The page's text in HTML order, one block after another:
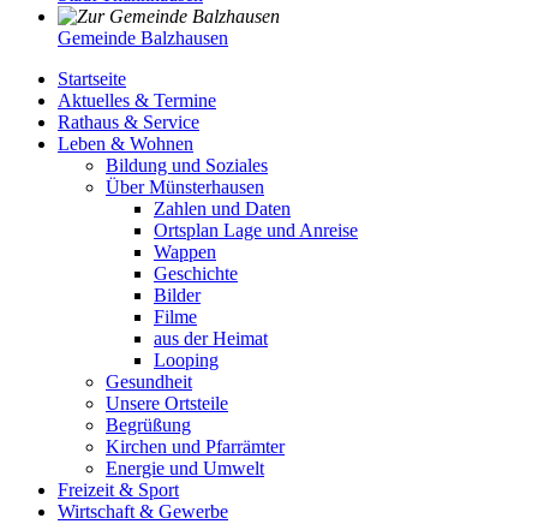
Gemeinde Balzhausen
Startseite
Aktuelles & Termine
Rathaus & Service
Leben & Wohnen
Bildung und Soziales
Über Münsterhausen
Zahlen und Daten
Ortsplan Lage und Anreise
Wappen
Geschichte
Bilder
Filme
aus der Heimat
Looping
Gesundheit
Unsere Ortsteile
Begrüßung
Kirchen und Pfarrämter
Energie und Umwelt
Freizeit & Sport
Wirtschaft & Gewerbe